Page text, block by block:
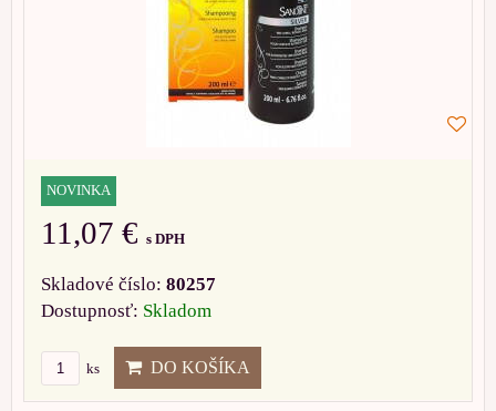
NOVINKA
11,07 € s DPH
Skladové číslo: 80257
Dostupnosť: Skladom
ks DO KOŠÍKA